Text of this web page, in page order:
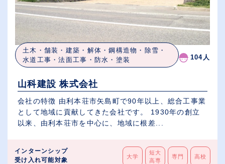
土木・舗装・建築・解体・鋼構造物・除雪・
水道工事・法面工事・防水・塗装
104人
山科建設 株式会社
会社の特徴 由利本荘市矢島町で90年以上、総合工事業
として地域に貢献してきた会社です。 1930年の創立
以来、由利本荘市を中心に、地域に根差...
インターンシップ
受け入れ可能対象
大学
短大
高専
専門 高校